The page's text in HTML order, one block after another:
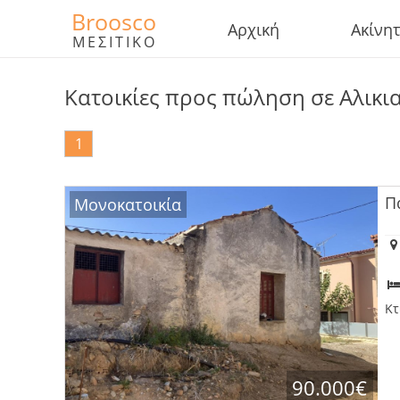
Broosco
ΜΕΣΙΤΙΚΟ
Αρχική
Κατοικίες προς πώληση σε
1
Μονοκατοικία
90.000€